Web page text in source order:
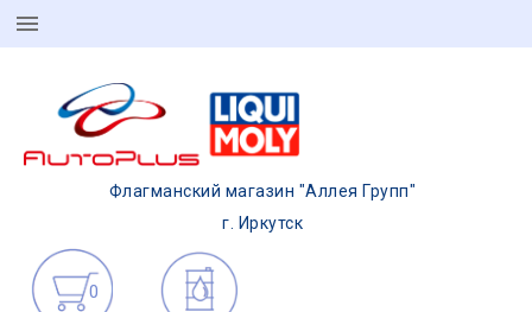
Флагманский магазин "Аллея Групп"
г. Иркутск
0